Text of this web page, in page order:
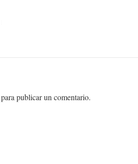
para publicar un comentario.